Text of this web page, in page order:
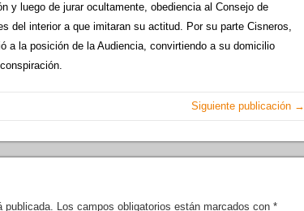
y luego de jurar ocultamente, obediencia al Consejo de
del interior a que imitaran su actitud. Por su parte Cisneros,
a la posición de la Audiencia, convirtiendo a su domicilio
Siguiente publicación →
publicada. Los campos obligatorios están marcados con *